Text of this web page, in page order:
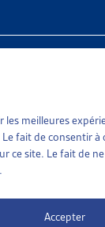
les meilleures
Le fait de consentir
ce site. Le fait de
Accepter